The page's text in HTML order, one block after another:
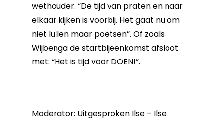
wethouder. “De tijd van praten en naar
elkaar kijken is voorbij. Het gaat nu om
niet lullen maar poetsen”. Of zoals
Wijbenga de startbijeenkomst afsloot
met: “Het is tijd voor DOEN!”.
Moderator: Uitgesproken Ilse – Ilse